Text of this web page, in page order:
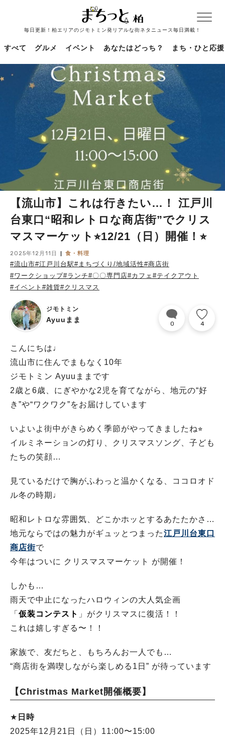
毎日更新！柏エリアのジモトミン発リアルな街ネタニュース毎日満載！
すべて グルメ イベント あなたはどっち？ まち・ひと応援
【流山市】これは行きたい…！ 江戸川
台東口“昭和レトロな商店街”でクリス
マスマーケット⭐︎12/21（日）開催！⭐︎
2025年12月11日 食・料理
#流山市#江戸川台駅#まちづくり/地域活性#商店街
#ワークショップ#ランチ#〇〇専門店#カフェ #テイクアウト
#イベント #雑貨#クリスマス
ジモトミン
Ayuuまま 0 4
こんにちは♩
流山市に住んでまもなく10年
ジモトミン Ayuuままです
2歳と6歳、にぎやかな2児を育てながら、地元の“好
き”や“ワクワク”をお届けしています
いよいよ街中がきらめく季節がやってきましたね⭐︎
イルミネーションの灯り、クリスマスソング、子ども
たちの笑顔…
見ているだけで胸がふわっと温かくなる、ココロオド
ル冬の時期♩
昭和レトロな雰囲気、どこかホッとするあたたかさ…
地元ならではの魅力がギュッとつまった江戸川台東口
商店街で
今年はついに クリスマスマーケット が開催！
しかも…
雨天で中止になったハロウィンの大人気企画
「 仮装コンテスト 」がクリスマスに復活！！
これは嬉しすぎる〜！！
家族で、友だちと、もちろんお一人でも…
“商店街を満喫しながら楽しめる1日” が待っています
【Christmas Market開催概要】
★ 日時
2025年12月21日（日）11:00〜15:00